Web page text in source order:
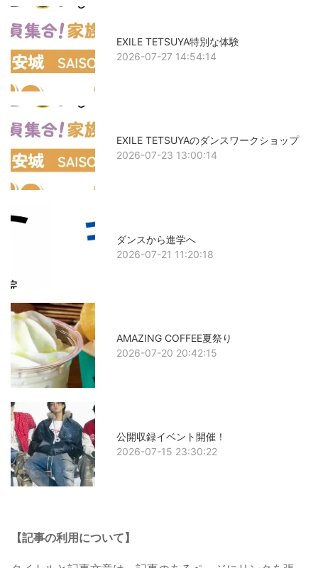
EXILE TETSUYA特別な体験
2026-07-27 14:54:14
EXILE TETSUYAのダンスワークショップ
2026-07-23 13:00:14
ダンスから進学へ
2026-07-21 11:20:18
AMAZING COFFEE夏祭り
2026-07-20 20:42:15
公開収録イベント開催！
2026-07-15 23:30:22
【記事の利用について】